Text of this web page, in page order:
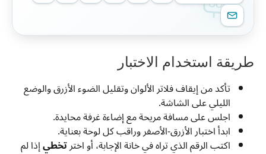
طريقة استخدام الاختبار
تأكد من إيقاف فلاتر الألوان وتقليل الضوء الأزرق والوضع
الليلي على الشاشة.
اجلس على مسافة مريحة مع إضاءة غرفة محايدة.
ابدأ اختبار الأزرق-الأصفر وراقب كل لوحة بعناية.
اكتب الرقم الذي تراه في خانة الإجابة، أو اخترتخطيإذا لم